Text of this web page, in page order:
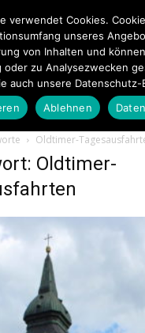
und
Oldtimer-
Oldtimer-
verwendet Cookies.
unseres
von Inhalten und
oder zu Analysezwecken
auch unsere Datenschutz-
Ablehnen